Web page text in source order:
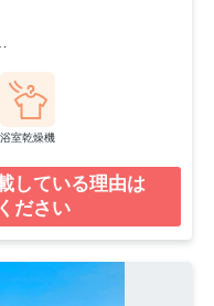
浴室乾燥機
している理由は
ださい